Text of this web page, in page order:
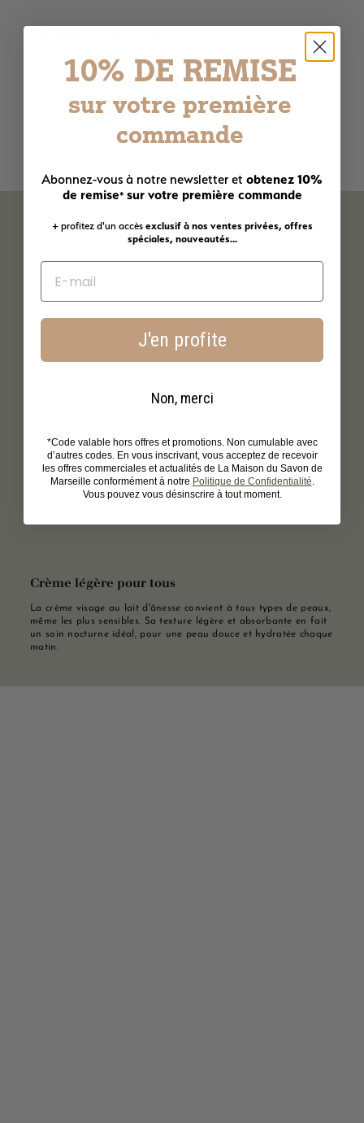
Formulée avec 98 % d'ingrédients d'origine naturelle, cette crème
de nuit sans parabène ni silicone est douce et respectueuse pour
profondeur, tout en réduisant le risque de réactions cutanées,
même pour les peaux sensibles. En évitant les ingrédients
synthétiques, elle préserve l’équilibre naturel de la peau et limite
l’impact environnemental. Produite en harmonie avec la nature,
Crème légère pour tous
La crème visage au lait d'ânesse convient à tous types de peaux,
même les plus sensibles. Sa texture légère et absorbante en fait
un soin nocturne idéal, pour une peau douce et hydratée chaque
matin.
10% DE REMISE
sur votre première
commande
Abonnez-vous à notre newsletter et obtenez 10%
de remise*sur votre première commande
+ profitez d'un accès exclusif à nos ventes privées, offres
spéciales, nouveautés...
J'en profite
Non, merci
*Code valable hors offres et promotions. Non cumulable avec
d’autres codes. En vous inscrivant, vous acceptez de recevoir
les offres commerciales et actualités de La Maison du Savon de
Marseille conformément à notre Politique de Confidentialité.
Vous pouvez vous désinscrire à tout moment.